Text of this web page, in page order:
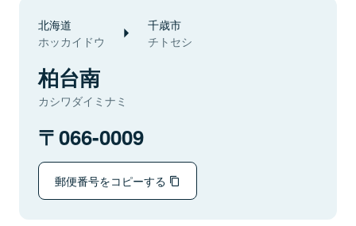
北海道
ホッカイドウ
千歳市
チトセシ
柏台南
カシワダイミナミ
066-0009
郵便番号をコピーする